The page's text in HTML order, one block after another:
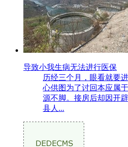
导致小我生病无法进行医保
历经三个月，眼看就要
心供图为了讨回本应属
源不脚。接房后却因开
县人...